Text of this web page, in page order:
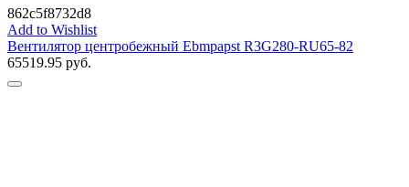
862c5f8732d8
Add to Wishlist
Вентилятор центробежный Ebmpapst R3G280-RU65-82
65519.95 руб.